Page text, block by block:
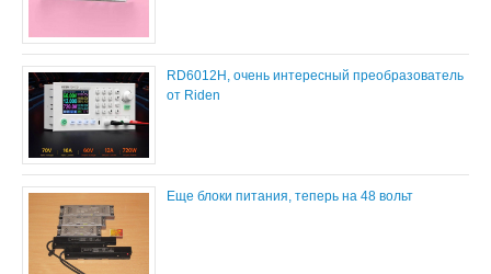
RD6012H, очень интересный преобразователь
от Riden
Еще блоки питания, теперь на 48 вольт